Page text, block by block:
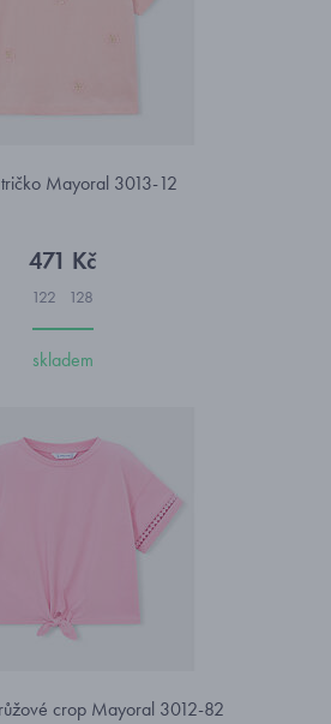
Mayoral 3013-12
471 Kč
122 128
skladem
crop Mayoral 3012-82